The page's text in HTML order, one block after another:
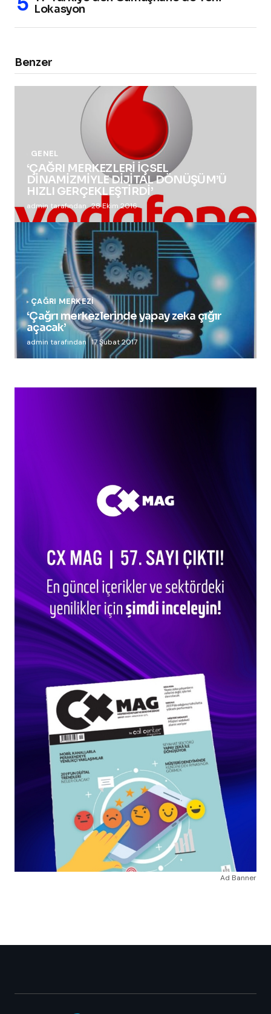
Lokasyon
Benzer
GENEL
‘ÇAĞRI MERKEZLERİ İÇSEL
DİNAMİZMİYLE DİJİTAL DÖNÜŞÜM’Ü
HIZLI GERÇEKLEŞTİRDİ’
admin tarafından 28 Ekim 2016
ÇAĞRI MERKEZI
‘Çağrı merkezlerinde yapay zeka çığır
açacak’
admin tarafından 17 Şubat 2017
Ad Banner